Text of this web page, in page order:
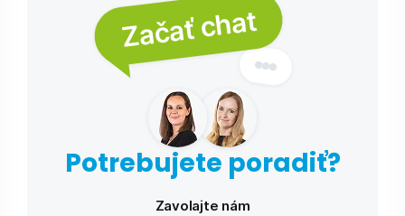
Začať chat
Potrebujete poradiť?
Zavolajte nám